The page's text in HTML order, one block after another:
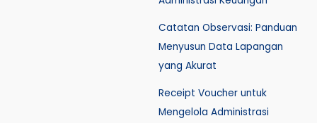
Catatan Observasi: Panduan
Menyusun Data Lapangan
yang Akurat
Receipt Voucher untuk
Mengelola Administrasi